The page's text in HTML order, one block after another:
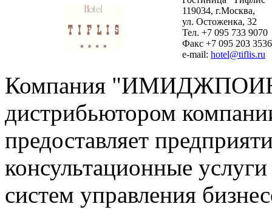
119034, г.Москва,
ул. Остоженка, 32
Тел. +7 095 733 9070
Факс +7 095 203 3536
e-mail: hotel@tiflis.ru
Компания
дистрибьютором
предоставляет
консультационные
систем управления